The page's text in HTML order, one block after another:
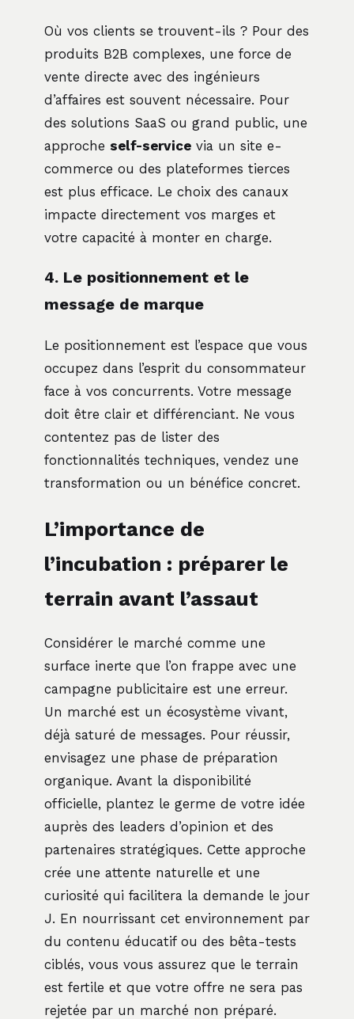
Où vos clients se trouvent-ils ? Pour des
produits B2B complexes, une force de
vente directe avec des ingénieurs
d’affaires est souvent nécessaire. Pour
des solutions SaaS ou grand public, une
approche self-service via un site e-
commerce ou des plateformes tierces
est plus efficace. Le choix des canaux
impacte directement vos marges et
votre capacité à monter en charge.
4. Le positionnement et le
message de marque
Le positionnement est l’espace que vous
occupez dans l’esprit du consommateur
face à vos concurrents. Votre message
doit être clair et différenciant. Ne vous
contentez pas de lister des
fonctionnalités techniques, vendez une
transformation ou un bénéfice concret.
L’importance de
l’incubation : préparer le
terrain avant l’assaut
Considérer le marché comme une
surface inerte que l’on frappe avec une
campagne publicitaire est une erreur.
Un marché est un écosystème vivant,
déjà saturé de messages. Pour réussir,
envisagez une phase de préparation
organique. Avant la disponibilité
officielle, plantez le germe de votre idée
auprès des leaders d’opinion et des
partenaires stratégiques. Cette approche
crée une attente naturelle et une
curiosité qui facilitera la demande le jour
J. En nourrissant cet environnement par
du contenu éducatif ou des bêta-tests
ciblés, vous vous assurez que le terrain
est fertile et que votre offre ne sera pas
rejetée par un marché non préparé.